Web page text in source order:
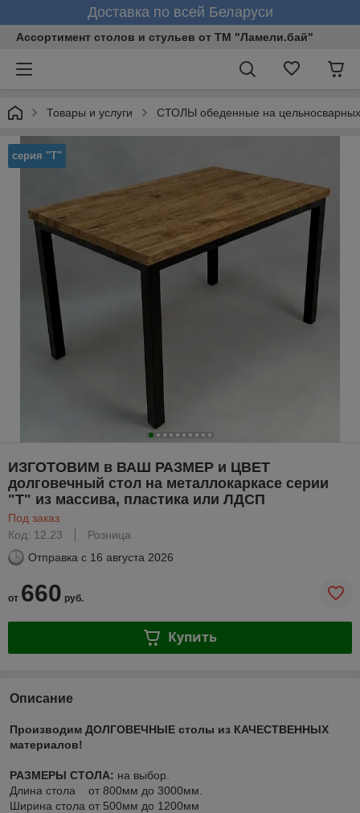
Доставка по всей Беларуси
Ассортимент столов и стульев от ТМ "Ламели.бай"
Товары и услуги СТОЛЫ обеденные на цельносварных
серия "Т"
ИЗГОТОВИМ в ВАШ РАЗМЕР и ЦВЕТ
долговечный стол на металлокаркасе серии
"Т" из массива, пластика или ЛДСП
Под заказ
Код: 12.23
Розница
Отправка с 16 августа 2026
от 660 руб.
Купить
Описание
Производим ДОЛГОВЕЧНЫЕ столы из КАЧЕСТВЕННЫХ
материалов!
РАЗМЕРЫ СТОЛА: на выбор.
Длина стола от 800мм до 3000мм.
Ширина стола от 500мм до 1200мм